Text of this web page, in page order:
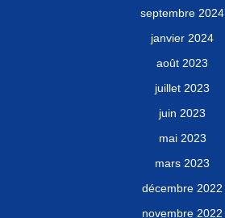
septembre 2024
janvier 2024
août 2023
juillet 2023
juin 2023
mai 2023
mars 2023
décembre 2022
novembre 2022